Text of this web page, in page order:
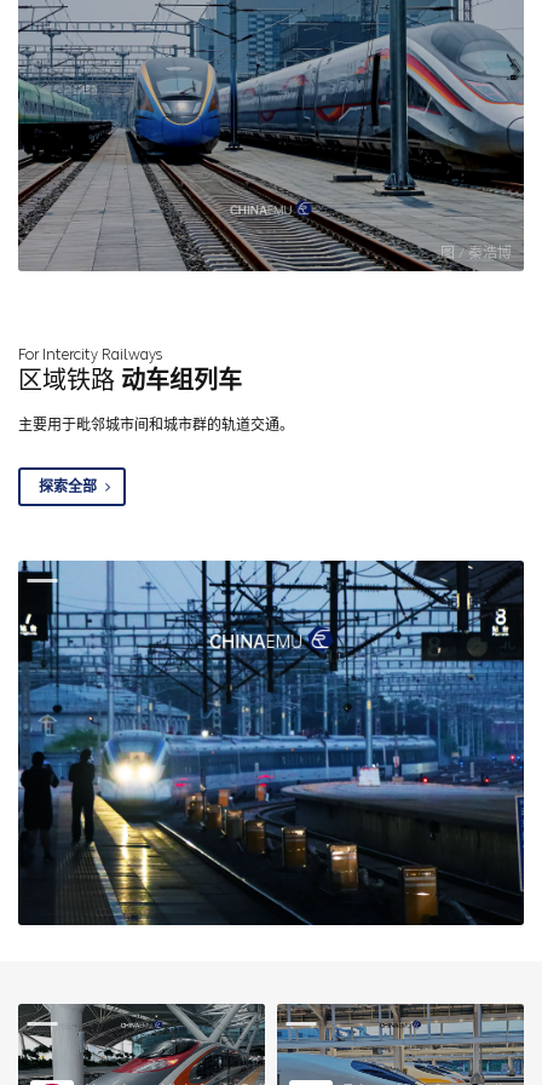
图 / 秦浩博
For Intercity Railways
区域铁路 动车组列车
主要用于毗邻城市间和城市群的轨道交通。
探索全部